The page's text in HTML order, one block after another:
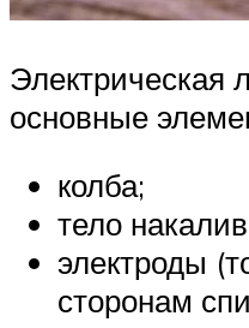
Электрическая
основные
колба;
тело
электроды
сторонам